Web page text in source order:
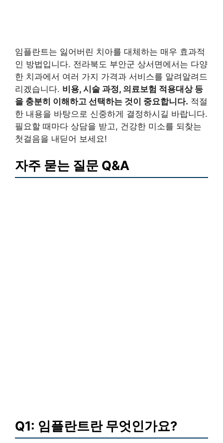
임플란트는 잃어버린 치아를 대체하는 매우 효과적
인 방법입니다. 전라북도 부안군 상서면에서는 다양
한 치과에서 여러 가지 가격과 서비스를 알려알려드
리겠습니다. 비용, 시술 과정, 의료보험 적용대상 등
을 충분히 이해하고 선택하는 것이 중요합니다. 적절
한 내용을 바탕으로 신중하게 결정하시길 바랍니다.
필요할 때마다 상담을 받고, 건강한 미소를 되찾는
첫걸음을 내딛어 보세요!
자주 묻는 질문 Q&A
Q1: 임플란트란 무엇인가요?